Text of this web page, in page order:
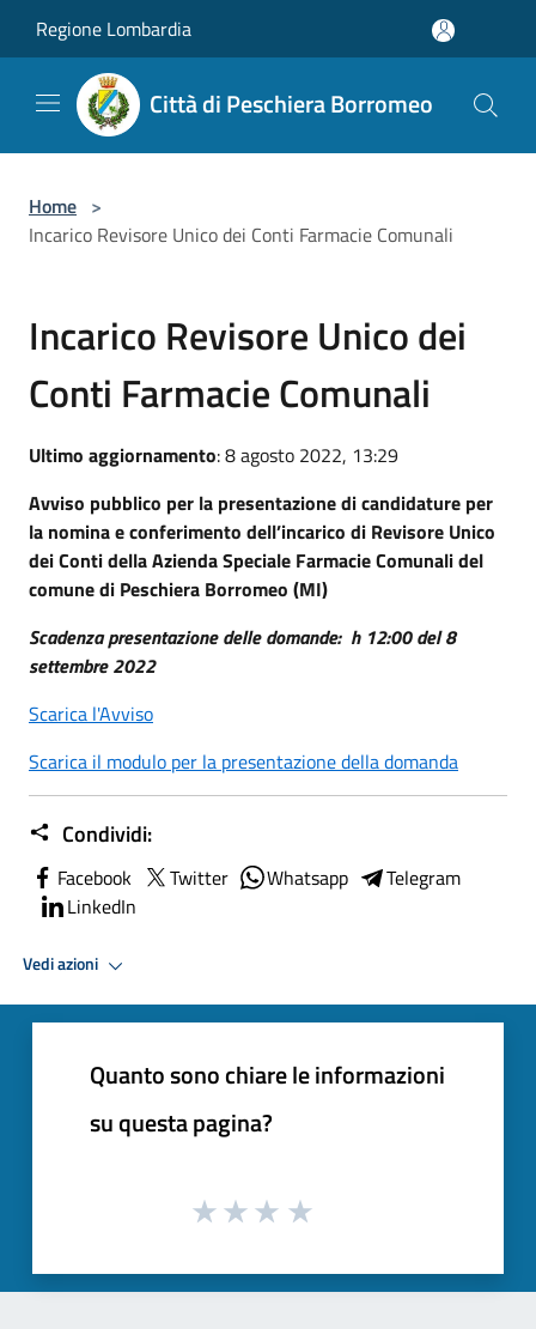
Regione Lombardia
Città di Peschiera Borromeo
Home >
Incarico Revisore Unico dei Conti Farmacie Comunali
Incarico Revisore Unico dei
Conti Farmacie Comunali
Ultimo aggiornamento: 8 agosto 2022, 13:29
Avviso pubblico per la presentazione di candidature per
la nomina e conferimento dell’incarico di Revisore Unico
dei Conti della Azienda Speciale Farmacie Comunali del
comune di Peschiera Borromeo (MI)
Scadenza presentazione delle domande: h 12:00 del 8
settembre 2022
Scarica l'Avviso
Scarica il modulo per la presentazione della domanda
Condividi:
Facebook Twitter Whatsapp
Telegram
LinkedIn
Vedi azioni
Quanto sono chiare le informazioni
su questa pagina?